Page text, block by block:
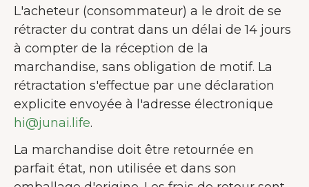
L'acheteur (consommateur) a le droit de se
rétracter du contrat dans un délai de 14 jours
à compter de la réception de la
marchandise, sans obligation de motif. La
rétractation s'effectue par une déclaration
explicite envoyée à l'adresse électronique
hi@junai.life.
La marchandise doit être retournée en
parfait état, non utilisée et dans son